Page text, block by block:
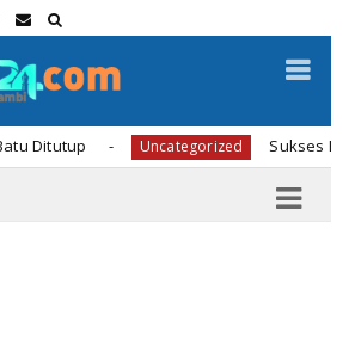
Uncategorized Sukses Launching